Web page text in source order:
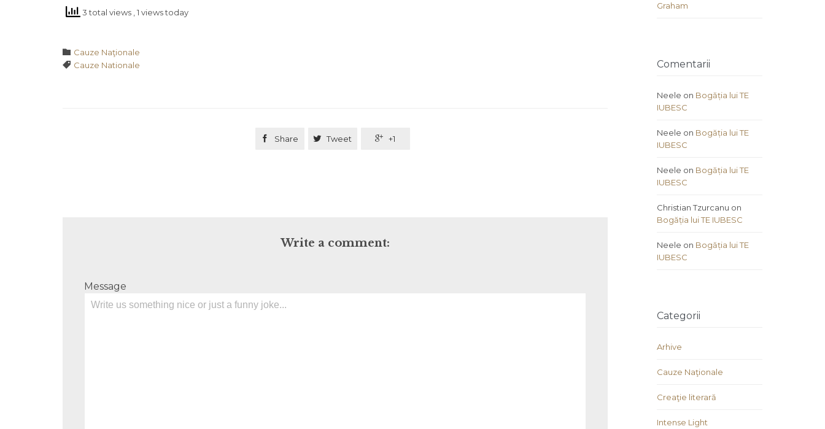
3 total views , 1 views today
 Category
Cauze Naţionale
 Tags
Cauze Nationale
 Share  Tweet  +1
Write a comment:
Message
Graham
Comentarii
Neele on Bogăția lui TE
IUBESC
Neele on Bogăția lui TE
IUBESC
Neele on Bogăția lui TE
IUBESC
Christian Tzurcanu on
Bogăția lui TE IUBESC
Neele on Bogăția lui TE
IUBESC
Categorii
Arhive
Cauze Naţionale
Creaţie literară
Intense Light